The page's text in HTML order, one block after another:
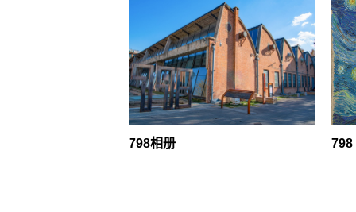
798相册 798